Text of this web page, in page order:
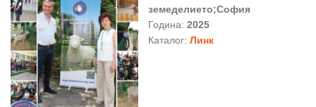
земеделието;София
Година: 2025
Каталог: Линк